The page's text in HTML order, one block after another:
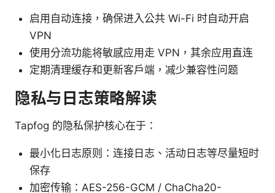
启用自动连接，确保进入公共 Wi-Fi 时自动开启
VPN
使用分流功能将敏感应用走 VPN，其余应用直连
定期清理缓存和更新客户端，减少兼容性问题
隐私与日志策略解读
Tapfog 的隐私保护核心在于：
最小化日志原则：连接日志、活动日志等尽量短时
保存
加密传输：AES-256-GCM / ChaCha20-